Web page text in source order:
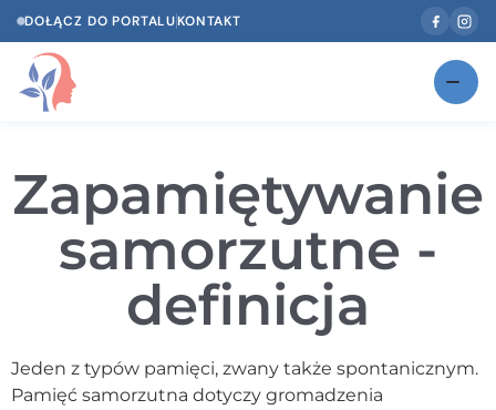
DOŁĄCZ DO PORTALUKONTAKT
GabinetyNOWOŚĆ
Według specjalizacji
Psycholog w Twoim języku
Testy psychologiczne
Zapamiętywanie
samorzutne -
definicja
Jeden z typów pamięci, zwany także spontanicznym.
Pamięć samorzutna dotyczy gromadzenia